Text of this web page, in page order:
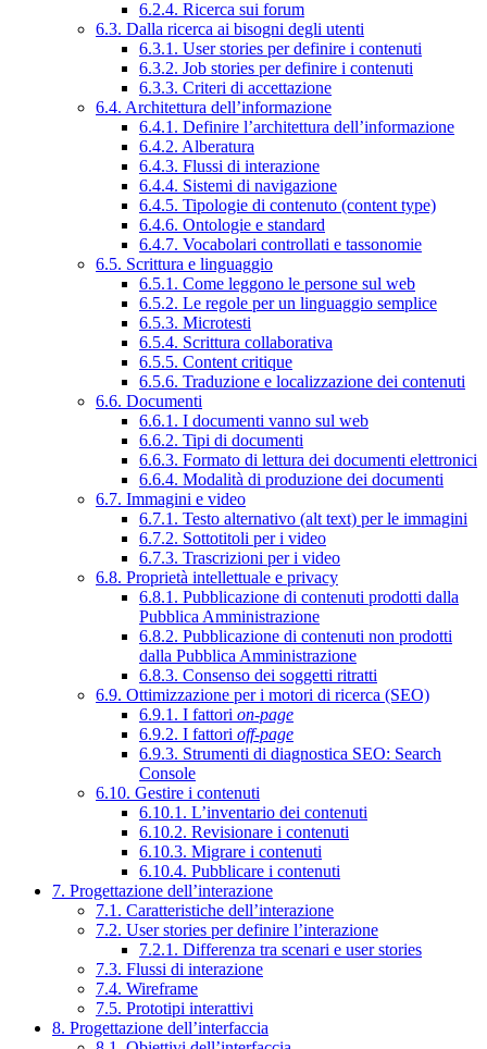
6.2.4. Ricerca sui forum
6.3. Dalla ricerca ai bisogni degli utenti
6.3.1. User stories per definire i contenuti
6.3.2. Job stories per definire i contenuti
6.3.3. Criteri di accettazione
6.4. Architettura dell’informazione
6.4.1. Definire l’architettura dell’informazione
6.4.2. Alberatura
6.4.3. Flussi di interazione
6.4.4. Sistemi di navigazione
6.4.5. Tipologie di contenuto (content type)
6.4.6. Ontologie e standard
6.4.7. Vocabolari controllati e tassonomie
6.5. Scrittura e linguaggio
6.5.1. Come leggono le persone sul web
6.5.2. Le regole per un linguaggio semplice
6.5.3. Microtesti
6.5.4. Scrittura collaborativa
6.5.5. Content critique
6.5.6. Traduzione e localizzazione dei contenuti
6.6. Documenti
6.6.1. I documenti vanno sul web
6.6.2. Tipi di documenti
6.6.3. Formato di lettura dei documenti elettronici
6.6.4. Modalità di produzione dei documenti
6.7. Immagini e video
6.7.1. Testo alternativo (alt text) per le immagini
6.7.2. Sottotitoli per i video
6.7.3. Trascrizioni per i video
6.8. Proprietà intellettuale e privacy
6.8.1. Pubblicazione di contenuti prodotti dalla
Pubblica Amministrazione
6.8.2. Pubblicazione di contenuti non prodotti
dalla Pubblica Amministrazione
6.8.3. Consenso dei soggetti ritratti
6.9. Ottimizzazione per i motori di ricerca (SEO)
6.9.1. I fattori on-page
6.9.2. I fattori off-page
6.9.3. Strumenti di diagnostica SEO: Search
Console
6.10. Gestire i contenuti
6.10.1. L’inventario dei contenuti
6.10.2. Revisionare i contenuti
6.10.3. Migrare i contenuti
6.10.4. Pubblicare i contenuti
7. Progettazione dell’interazione
7.1. Caratteristiche dell’interazione
7.2. User stories per definire l’interazione
7.2.1. Differenza tra scenari e user stories
7.3. Flussi di interazione
7.4. Wireframe
7.5. Prototipi interattivi
8. Progettazione dell’interfaccia